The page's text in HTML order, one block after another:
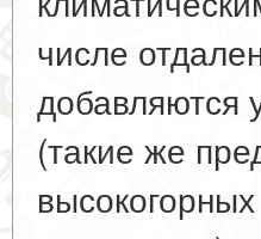
числе
добавляются
(такие же